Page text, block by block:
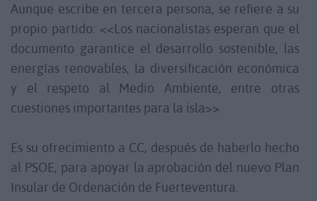
Aunque escribe en tercera persona, se refiere a su
propio partido: <<Los nacionalistas esperan que el
documento garantice el desarrollo sostenible, las
energías renovables, la diversificación económica
y el respeto al Medio Ambiente, entre otras
cuestiones importantes para la isla>>.
Es su ofrecimiento a CC, después de haberlo hecho
al PSOE, para apoyar la aprobación del nuevo Plan
Insular de Ordenación de Fuerteventura.